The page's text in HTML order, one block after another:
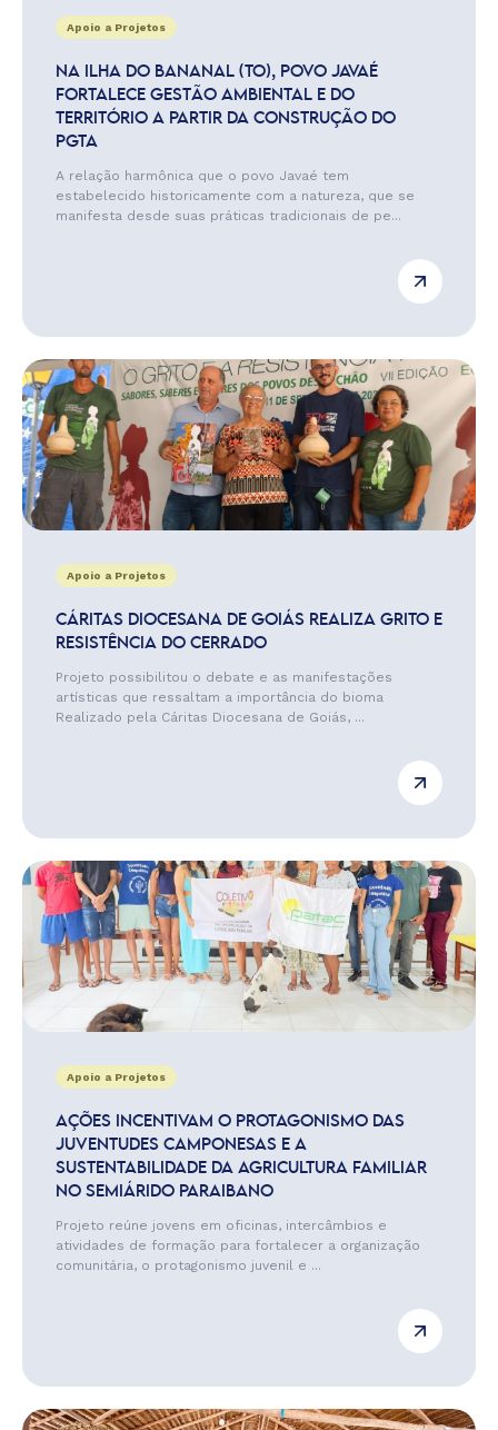
Apoio a Projetos
NA ILHA DO BANANAL (TO), POVO JAVAÉ
FORTALECE GESTÃO AMBIENTAL E DO
TERRITÓRIO A PARTIR DA CONSTRUÇÃO DO
PGTA
A relação harmônica que o povo Javaé tem
estabelecido historicamente com a natureza, que se
manifesta desde suas práticas tradicionais de pe...
Apoio a Projetos
CÁRITAS DIOCESANA DE GOIÁS REALIZA GRITO E
RESISTÊNCIA DO CERRADO
Projeto possibilitou o debate e as manifestações
artísticas que ressaltam a importância do bioma
Realizado pela Cáritas Diocesana de Goiás, ...
Apoio a Projetos
AÇÕES INCENTIVAM O PROTAGONISMO DAS
JUVENTUDES CAMPONESAS E A
SUSTENTABILIDADE DA AGRICULTURA FAMILIAR
NO SEMIÁRIDO PARAIBANO
Projeto reúne jovens em oficinas, intercâmbios e
atividades de formação para fortalecer a organização
comunitária, o protagonismo juvenil e ...